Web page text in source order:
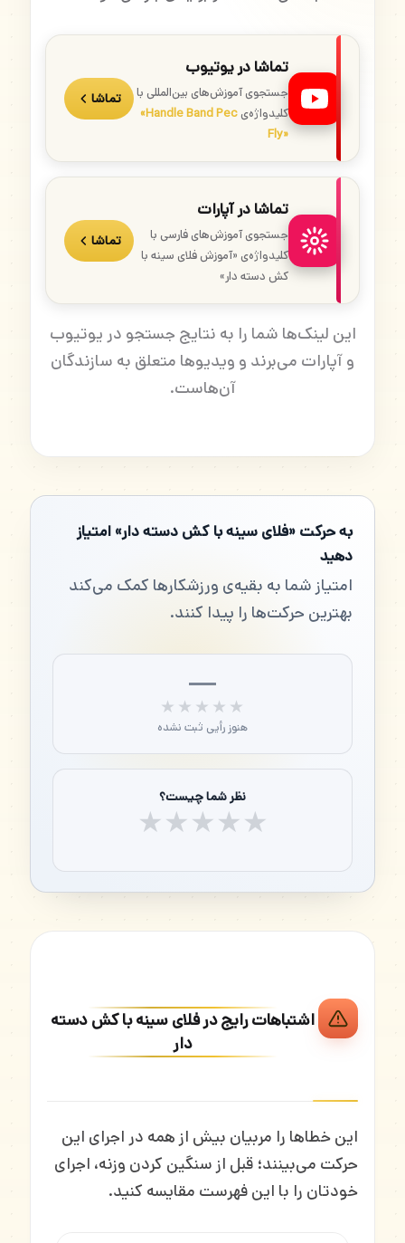
تماشا در یوتیوب
جستجوی آموزش‌های بین‌المللی با
کلیدواژه‌ی«Handle Band Pec
Fly»
تماشا
تماشا در آپارات
جستجوی آموزش‌های فارسی با
کلیدواژه‌ی «آموزش فلای سینه با
کش دسته دار»
تماشا
این لینک‌ها شما را به نتایج جستجو در یوتیوب
و آپارات می‌برند و ویدیوها متعلق به سازندگان
آن‌هاست.
به حرکت «فلای سینه با کش دسته دار» امتیاز
دهید
امتیاز شما به بقیه‌ی ورزشکارها کمک می‌کند
بهترین حرکت‌ها را پیدا کنند.
—
★★★★★
هنوز رأیی ثبت نشده
نظر شما چیست؟
★★★★★
اشتباهات رایج در فلای سینه با کش دسته
دار
این خطاها را مربیان بیش از همه در اجرای این
حرکت می‌بینند؛ قبل از سنگین کردن وزنه، اجرای
خودتان را با این فهرست مقایسه کنید.